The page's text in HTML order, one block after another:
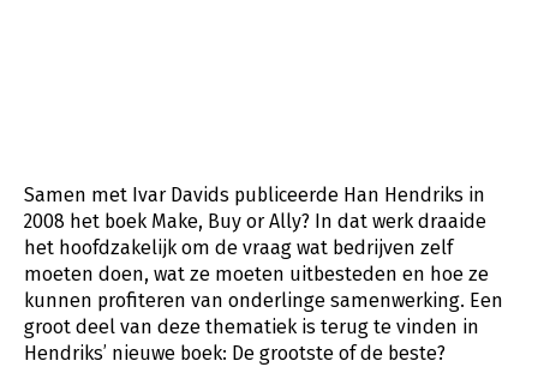
Samen met Ivar Davids publiceerde Han Hendriks in
2008 het boek Make, Buy or Ally? In dat werk draaide
het hoofdzakelijk om de vraag wat bedrijven zelf
moeten doen, wat ze moeten uitbesteden en hoe ze
kunnen profiteren van onderlinge samenwerking. Een
groot deel van deze thematiek is terug te vinden in
Hendriks’ nieuwe boek: De grootste of de beste?